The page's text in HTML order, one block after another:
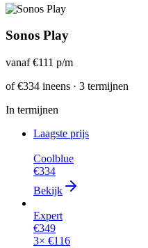
Sonos Play
vanaf€111 p/m
of€334 ineens · 3 termijnen
In termijnen
Laagste prijs
Coolblue
€334
Bekijk
Expert
€349
3× €116